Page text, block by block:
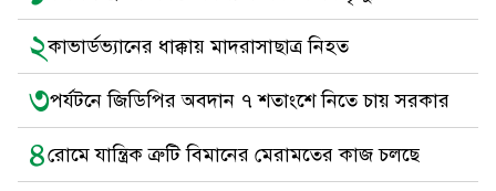
২কাভার্ডভ্যানের ধাক্কায় মাদরাসাছাত্র নিহত
৩পর্যটনে জিডিপির অবদান ৭ শতাংশে নিতে চায় সরকার
৪রোমে যান্ত্রিক ত্রুটি বিমানের মেরামতের কাজ চলছে